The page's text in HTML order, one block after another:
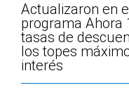
Actualizaron en
programa Ahora
tasas de
los topes
interés